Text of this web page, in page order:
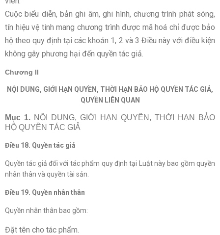
Cuộc biểu diễn, bản ghi âm, ghi hình, chương trình phát sóng,
tín hiệu vệ tinh mang chương trình được mã hoá chỉ được bảo
hộ theo quy định tại các khoản 1, 2 và 3 Điều này với điều kiện
không gây ph­ương hại đến quyền tác giả.
Chương II
NỘI DUNG, GIỚI HẠN QUYỀN, THỜI HẠN BẢO HỘ QUYỀN TÁC GIẢ,
QUYỀN LIÊN QUAN
Mục 1. NỘI DUNG, GIỚI HẠN QUYỀN, THỜI HẠN BẢO
HỘ QUYỀN TÁC GIẢ
Điều 18. Quyền tác giả
Quyền tác giả đối với tác phẩm quy định tại Luật này bao gồm quyền
nhân thân và quyền tài sản.
Điều 19. Quyền nhân thân
Quyền nhân thân bao gồm:
Đặt tên cho tác phẩm.